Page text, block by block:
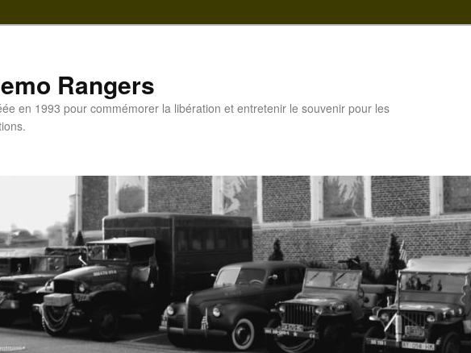
Rangers
en 1993 pour commémorer la libération et entretenir le souvenir pour les